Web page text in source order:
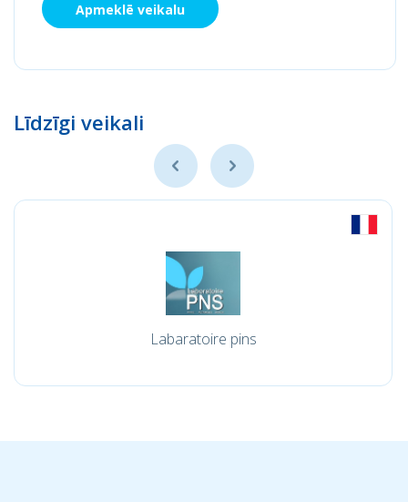
Apmeklē veikalu
Līdzīgi veikali
Labaratoire pins